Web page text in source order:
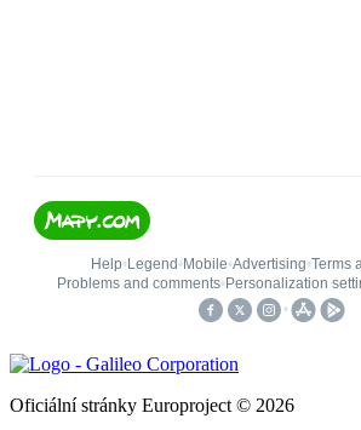
Oficiální stránky Europroject © 2026